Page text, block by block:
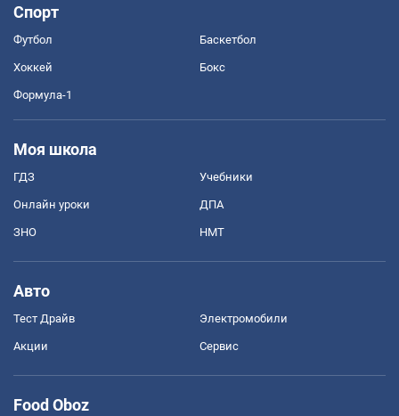
Спорт
Футбол Баскетбол
Хоккей Бокс
Формула-1
Моя школа
ГДЗ Учебники
Онлайн уроки ДПА
ЗНО НМТ
Авто
Тест Драйв Электромобили
Акции Сервис
Food Oboz